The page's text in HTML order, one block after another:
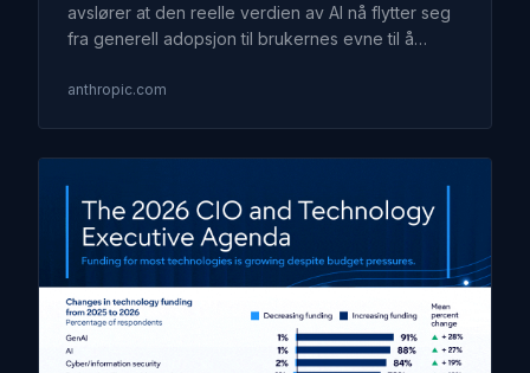
avslører at den reelle verdien av AI nå flytter seg
fra generell adopsjon til brukernes evne til å
utviklet spesifikke vaner og strategier, oppnår
anthropic.com